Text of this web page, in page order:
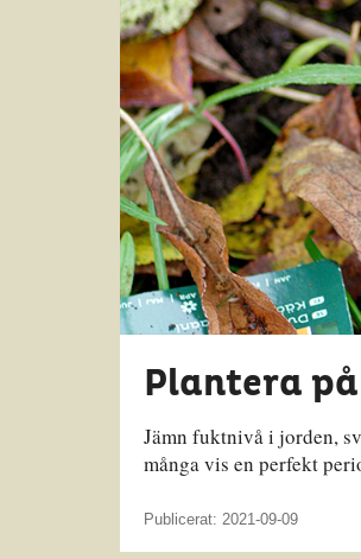
Plantera
Jämn fuktnivå i jorden,
många vis en perfekt
Publicerat: 2021-09-09